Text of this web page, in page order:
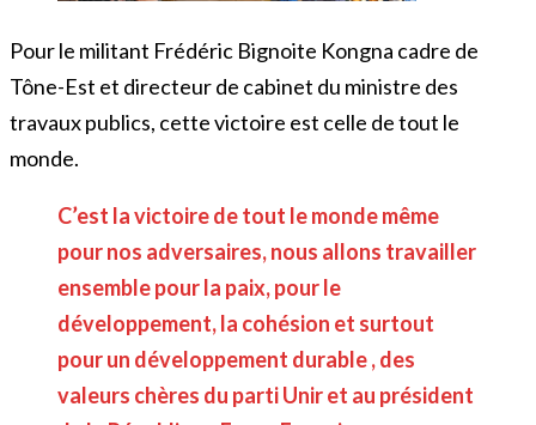
Pour le militant Frédéric Bignoite Kongna cadre de
Tône-Est et directeur de cabinet du ministre des
travaux publics, cette victoire est celle de tout le
monde.
C’est la victoire de tout le monde même
pour nos adversaires, nous allons travailler
ensemble pour la paix, pour le
développement, la cohésion et surtout
pour un développement durable , des
valeurs chères du parti Unir et au président